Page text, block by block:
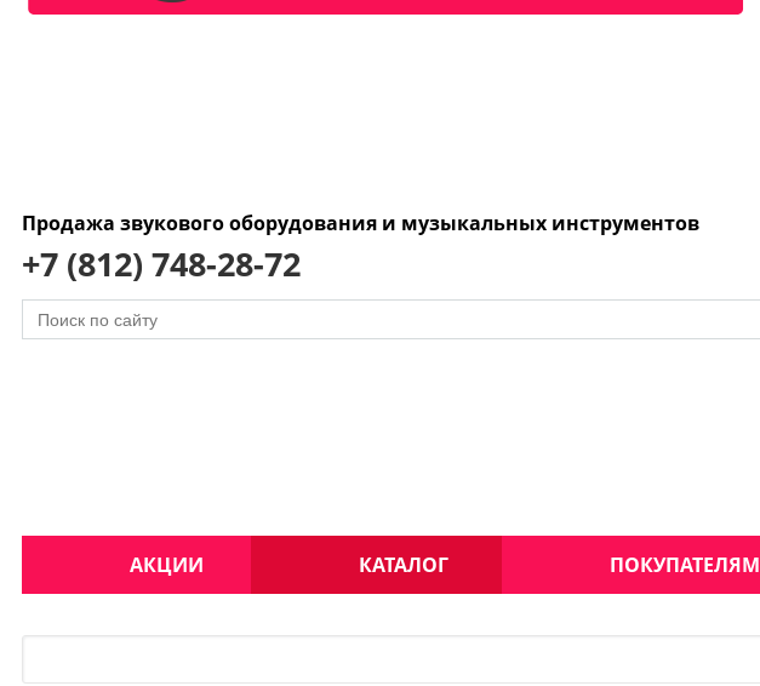
Продажа звукового оборудования и музыкальных инструментов
+7 (812) 748-28-72
АКЦИИ КАТАЛОГ ПОКУПАТЕЛЯМ